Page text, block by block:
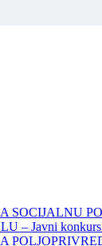
SOCIJALNU
Javni konkurs